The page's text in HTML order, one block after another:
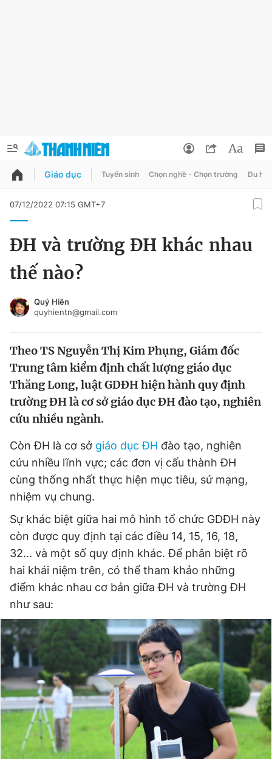
QUẢNG CÁO ĐẶT BÁO
Chào ngày mới
Tin thị trường Tin 360
Video Magazine
Tiện ích Bạn cần biết
Thông tin tòa soạn
Đọc Thanh Niên trên điện thoại
Theo dõi báo trên
Hotline
0906 645 777
Liên hệ quảng cáo
0908 780 404
Đặt báo Quảng cáo RSS Tòa soạn Chính sách bảo
Đổi mật khẩu
Tin đã lưu
Tin đã xem
Giáo dục Tuyển sinh Chọn nghề - Chọn trường Du học
07/12/2022 07:15 GMT+7
ĐH và trường ĐH khác nhau
thế nào?
Quý Hiên
quyhientn@gmail.com
Theo TS Nguyễn Thị Kim Phụng, Giám đốc
Trung tâm kiểm định chất lượng giáo dục
Thăng Long, luật GDĐH hiện hành quy định
trường ĐH là cơ sở giáo dục ĐH đào tạo, nghiên
cứu nhiều ngành.
Còn ĐH là cơ sở giáo dục ĐH đào tạo, nghiên
cứu nhiều lĩnh vực; các đơn vị cấu thành ĐH
cùng thống nhất thực hiện mục tiêu, sứ mạng,
nhiệm vụ chung.
Sự khác biệt giữa hai mô hình tổ chức GDĐH này
còn được quy định tại các điều 14, 15, 16, 18,
32... và một số quy định khác. Để phân biệt rõ
hai khái niệm trên, có thể tham khảo những
điểm khác nhau cơ bản giữa ĐH và trường ĐH
như sau: